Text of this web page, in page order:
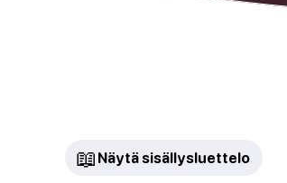
📖 Näytä sisällysluettelo